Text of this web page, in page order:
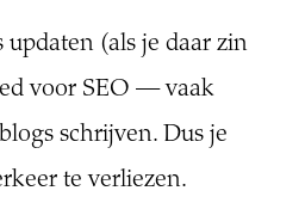
updaten (als je daar zin
voor SEO — vaak
schrijven. Dus je
te verliezen.